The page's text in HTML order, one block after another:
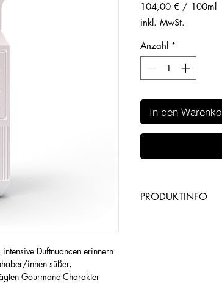
Duftnuancen erinnern
innen süßer,
Gourmand-Charakter
104,00 € / 100ml
104,00 €
pro
100
Milliliter
inkl. MwSt.
Anzahl *
In den
PRODUKTINFO